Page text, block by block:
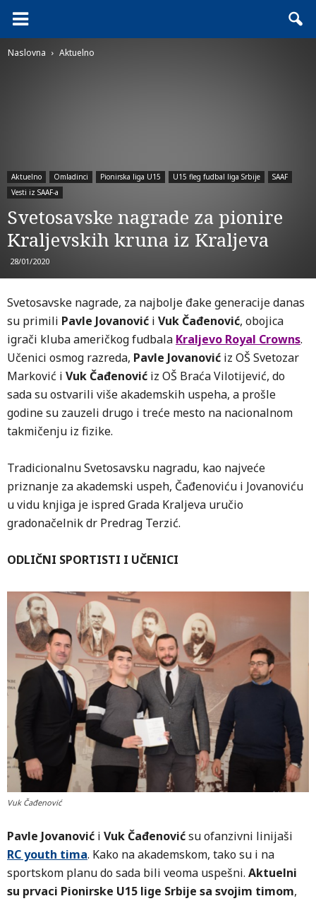
Naslovna Aktuelno
Aktuelno Omladinci Pionirska liga U15 U15 fleg fudbal liga Srbije
SAAF
Vesti iz SAAF-a
Svetosavske nagrade za pionire
Kraljevskih kruna iz Kraljeva
28/01/2020
Svetosavske nagrade, za najbolje đake generacije danas
su primili Pavle Jovanović i Vuk Čađenović, obojica
igrači kluba američkog fudbala Kraljevo Royal Crowns.
Učenici osmog razreda, Pavle Jovanović iz OŠ Svetozar
Marković i Vuk Čađenović iz OŠ Braća Vilotijević, do
sada su ostvarili više akademskih uspeha, a prošle
godine su zauzeli drugo i treće mesto na nacionalnom
takmičenju iz fizike.
Tradicionalnu Svetosavsku nagradu, kao najveće
priznanje za akademski uspeh, Čađenoviću i Jovanoviću
u vidu knjiga je ispred Grada Kraljeva uručio
gradonačelnik dr Predrag Terzić.
ODLIČNI SPORTISTI I UČENICI
Vuk Čađenović
Pavle Jovanović i Vuk Čađenovićsu ofanzivni linijaši
RC youth tima. Kako na akademskom, tako su i na
sportskom planu do sada bili veoma uspešni. Aktuelni
su prvaci Pionirske U15 lige Srbije sa svojim timom,